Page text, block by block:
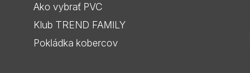
Ako vybrať PVC
Klub TREND FAMILY
Pokládka kobercov